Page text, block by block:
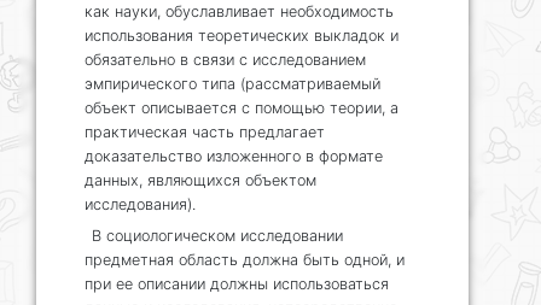
как науки, обуславливает необходимость
использования теоретических выкладок и
обязательно в связи с исследованием
эмпирического типа (рассматриваемый
объект описывается с помощью теории, а
практическая часть предлагает
доказательство изложенного в формате
данных, являющихся объектом
исследования).
В социологическом исследовании
предметная область должна быть одной, и
при ее описании должны использоваться